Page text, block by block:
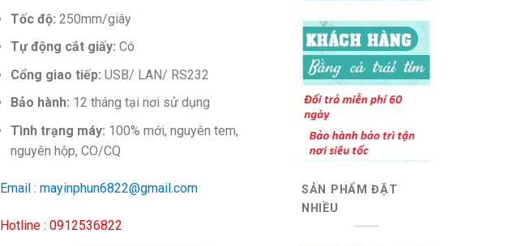
Tốc độ: 250mm/giây
Tự động cắt giấy: Có
Cổng giao tiếp: USB/ LAN/ RS232
Bảo hành: 12 tháng tại nơi sử dụng
Tình trạng máy: 100% mới, nguyên tem,
nguyên hộp, CO/CQ
Email : mayinphun6822@gmail.com
Hotline : 0912536822
SẢN PHẨM ĐẶT
NHIỀU